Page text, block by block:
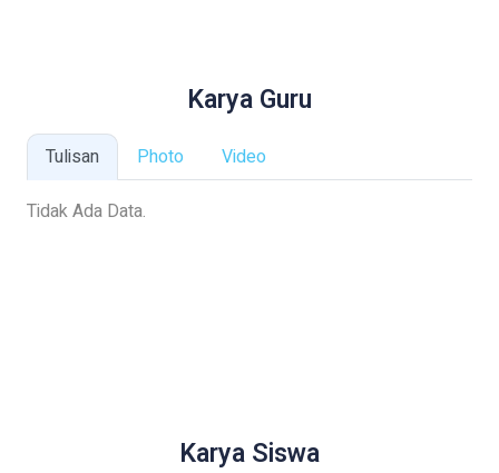
Karya Guru
Tulisan Photo Video
Tidak Ada Data.
Karya Siswa